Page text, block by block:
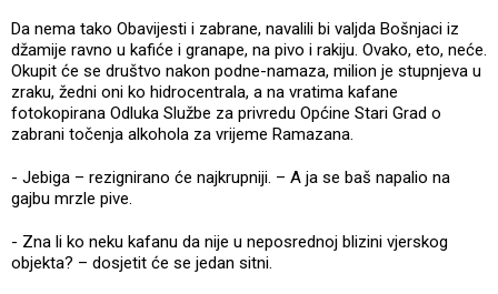
Da nema tako Obavijesti i zabrane, navalili bi valjda Bošnjaci iz
džamije ravno u kafiće i granape, na pivo i rakiju. Ovako, eto, neće.
Okupit će se društvo nakon podne-namaza, milion je stupnjeva u
zraku, žedni oni ko hidrocentrala, a na vratima kafane
fotokopirana Odluka Službe za privredu Općine Stari Grad o
zabrani točenja alkohola za vrijeme Ramazana.
- Jebiga – rezignirano će najkrupniji. – A ja se baš napalio na
gajbu mrzle pive.
- Zna li ko neku kafanu da nije u neposrednoj blizini vjerskog
objekta? – dosjetit će se jedan sitni.